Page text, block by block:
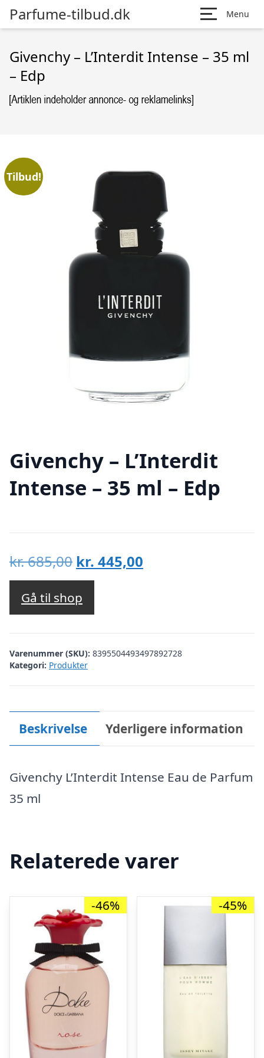
Parfume-tilbud.dk Menu
Givenchy – L’Interdit Intense – 35 ml
– Edp
Tilbud!
Givenchy – L’Interdit
Intense – 35 ml – Edp
kr.685,00 Den
oprindelige
pris
var:
kr. 685,00.
kr. 445,00
kr. 445,00.
Gå til shop
Varenummer (SKU): 8395504493497892728
Kategori: Produkter
Beskrivelse Yderligere information
Givenchy L’Interdit Intense Eau de Parfum
35 ml
Relaterede varer
-46% -45%